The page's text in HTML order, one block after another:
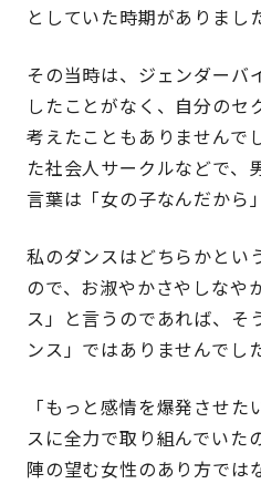
としていた時期がありまし
その当時は、ジェンダーバ
したことがなく、自分のセ
考えたこともありませんで
た社会人サークルなどで、
言葉は「女の子なんだから
私のダンスはどちらかとい
ので、お淑やかさやしなや
ス」と言うのであれば、そ
ンス」ではありませんでした
「もっと感情を爆発させ
スに全力で取り組んでいた
陣の望む女性のあり方では